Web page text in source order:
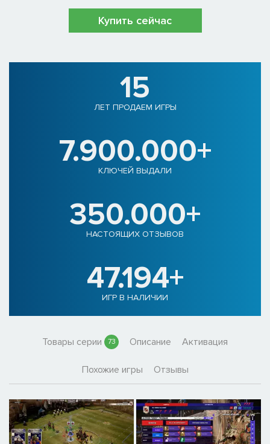
Купить сейчас
15
ЛЕТ ПРОДАЕМ ИГРЫ
7.900.000+
КЛЮЧЕЙ ВЫДАЛИ
350.000+
НАСТОЯЩИХ ОТЗЫВОВ
47.194+
ИГР В НАЛИЧИИ
Товары серии 73 Описание Активация
Похожие игры Отзывы